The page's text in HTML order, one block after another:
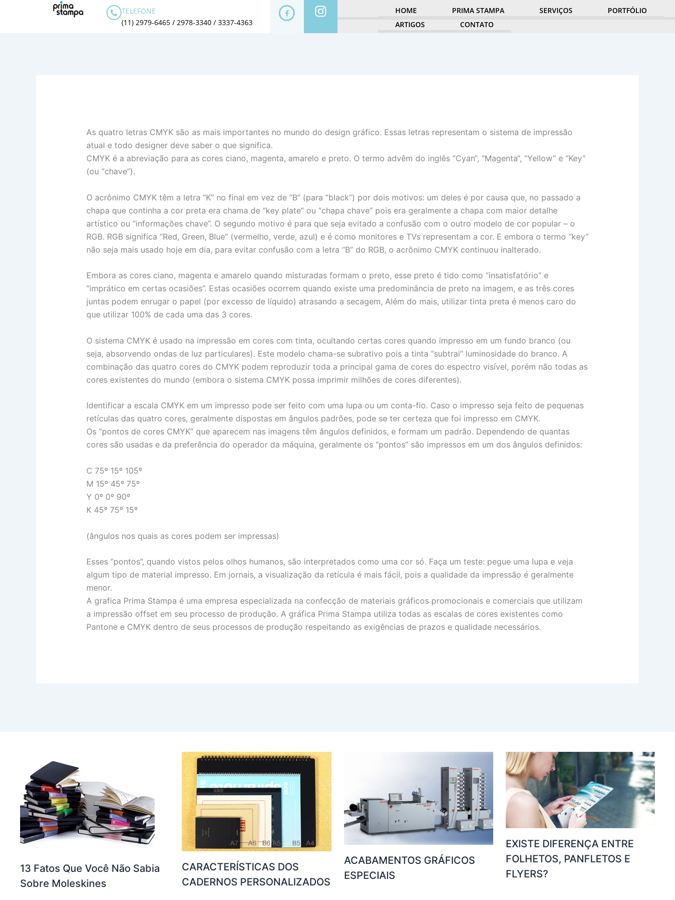
TELEFONE
(11) 2979-6465 / 2978-3340 / 3337-4363
HOME PRIMA STAMPA SERVIÇOS
PORTFÓLIO
ARTIGOS
CONTATO
As quatro letras CMYK são as mais importantes no mundo do design gráfico. Essas letras representam o sistema de impressão
atual e todo designer deve saber o que significa.
CMYK é a abreviação para as cores ciano, magenta, amarelo e preto. O termo advêm do inglês “Cyan“, “Magenta“, “Yellow” e “Key”
(ou “chave”).
O acrônimo CMYK têm a letra “K” no final em vez de “B” (para “black“) por dois motivos: um deles é por causa que, no passado a
chapa que continha a cor preta era chama de “key plate” ou “chapa chave” pois era geralmente a chapa com maior detalhe
artístico ou “informações chave”. O segundo motivo é para que seja evitado a confusão com o outro modelo de cor popular – o
RGB. RGB significa “Red, Green, Blue” (vermelho, verde, azul) e é como monitores e TVs representam a cor. E embora o termo “key”
não seja mais usado hoje em dia, para evitar confusão com a letra “B” do RGB, o acrônimo CMYK continuou inalterado.
Embora as cores ciano, magenta e amarelo quando misturadas formam o preto, esse preto é tido como “insatisfatório” e
“imprático em certas ocasiões”. Estas ocasiões ocorrem quando existe uma predominância de preto na imagem, e as três cores
juntas podem enrugar o papel (por excesso de líquido) atrasando a secagem, Além do mais, utilizar tinta preta é menos caro do
que utilizar 100% de cada uma das 3 cores.
O sistema CMYK é usado na impressão em cores com tinta, ocultando certas cores quando impresso em um fundo branco (ou
seja, absorvendo ondas de luz particulares). Este modelo chama-se subrativo pois a tinta “subtrai” luminosidade do branco. A
combinação das quatro cores do CMYK podem reproduzir toda a principal gama de cores do espectro visível, porém não todas as
cores existentes do mundo (embora o sistema CMYK possa imprimir milhões de cores diferentes).
Identificar a escala CMYK em um impresso pode ser feito com uma lupa ou um conta-fio. Caso o impresso seja feito de pequenas
retículas das quatro cores, geralmente dispostas em ângulos padrões, pode se ter certeza que foi impresso em CMYK.
Os “pontos de cores CMYK” que aparecem nas imagens têm ângulos definidos, e formam um padrão. Dependendo de quantas
cores são usadas e da preferência do operador da máquina, geralmente os “pontos” são impressos em um dos ângulos definidos:
C 75º 15º 105º
M 15º 45º 75º
Y 0º 0º 90º
K 45º 75º 15º
(ângulos nos quais as cores podem ser impressas)
Esses “pontos”, quando vistos pelos olhos humanos, são interpretados como uma cor só. Faça um teste: pegue uma lupa e veja
algum tipo de material impresso. Em jornais, a visualização da retícula é mais fácil, pois a qualidade da impressão é geralmente
menor.
A grafica Prima Stampa é uma empresa especializada na confecção de materiais gráficos promocionais e comerciais que utilizam
a impressão offset em seu processo de produção. A gráfica Prima Stampa utiliza todas as escalas de cores existentes como
Pantone e CMYK dentro de seus processos de produção respeitando as exigências de prazos e qualidade necessários.
13 Fatos Que Você Não Sabia
Sobre Moleskines
CARACTERÍSTICAS DOS
CADERNOS PERSONALIZADOS
ACABAMENTOS GRÁFICOS
ESPECIAIS
EXISTE DIFERENÇA ENTRE
FOLHETOS, PANFLETOS E
FLYERS?